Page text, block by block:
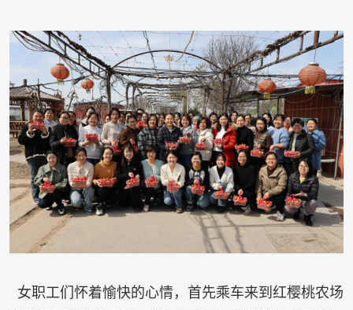
女职工们怀着愉快的心情，首先乘车来到红樱桃农场